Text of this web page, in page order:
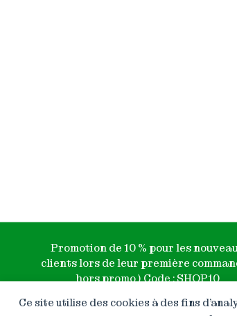
Ce site utilise des cookies à des fins
Promotion de 10 % pour les
clients lors de leur première
hors promo ) Code : SHOP10